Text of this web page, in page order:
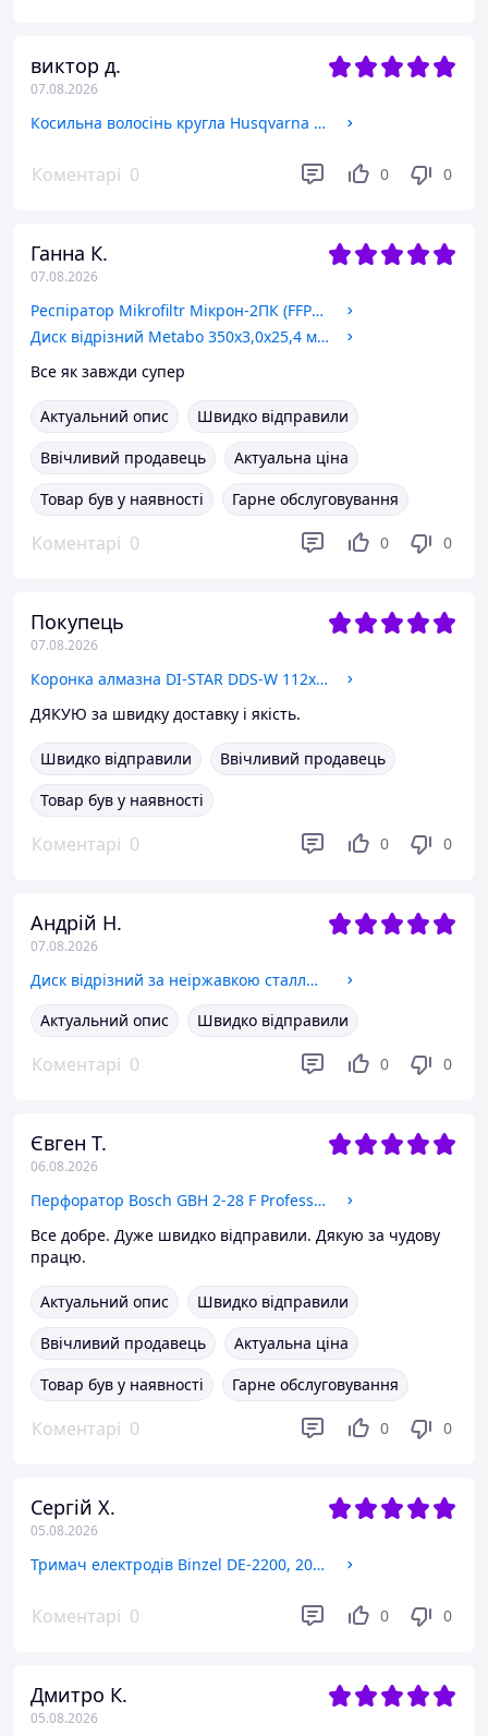
виктор д.
07.08.2026
Косильна волосінь кругла Husqvarna Opti Round 3.3 мм 75 м (5976688-50)
Коментарі 0 0 0
Ганна К.
07.08.2026
Респіратор Mikrofiltr Мікрон-2ПК (FFP2) с клапаном
Диск відрізний Metabo 350x3,0x25,4 мм, Flexiamant super 41, A 30-R (616327000)
Все як завжди супер
Актуальний опис
Швидко відправили
Ввічливий продавець
Актуальна ціна
Товар був у наявності
Гарне обслуговування
Коментарі 0 0 0
Покупець
07.08.2026
Коронка алмазна DI-STAR DDS-W 112x450x1 1/4 UNC RS6 (10170085183)
ДЯКУЮ за швидку доставку і якість.
Швидко відправили
Ввічливий продавець
Товар був у наявності
Коментарі 0 0 0
Андрій Н.
07.08.2026
Диск відрізний за неіржавкою сталлю KLINGSPOR EDGE SPECIAL (125x1.2x22.2 мм) (317820)
Актуальний опис
Швидко відправили
Коментарі 0 0 0
Євген Т.
06.08.2026
Перфоратор Bosch GBH 2-28 F Professional у пластиковому кейсі (0611267600)
Все добре. Дуже швидко відправили. Дякую за чудову
працю.
Актуальний опис
Швидко відправили
Ввічливий продавець
Актуальна ціна
Товар був у наявності
Гарне обслуговування
Коментарі 0 0 0
Сергій Х.
05.08.2026
Тримач електродів Binzel DE-2200, 200 А
Коментарі 0 0 0
Дмитро К.
05.08.2026